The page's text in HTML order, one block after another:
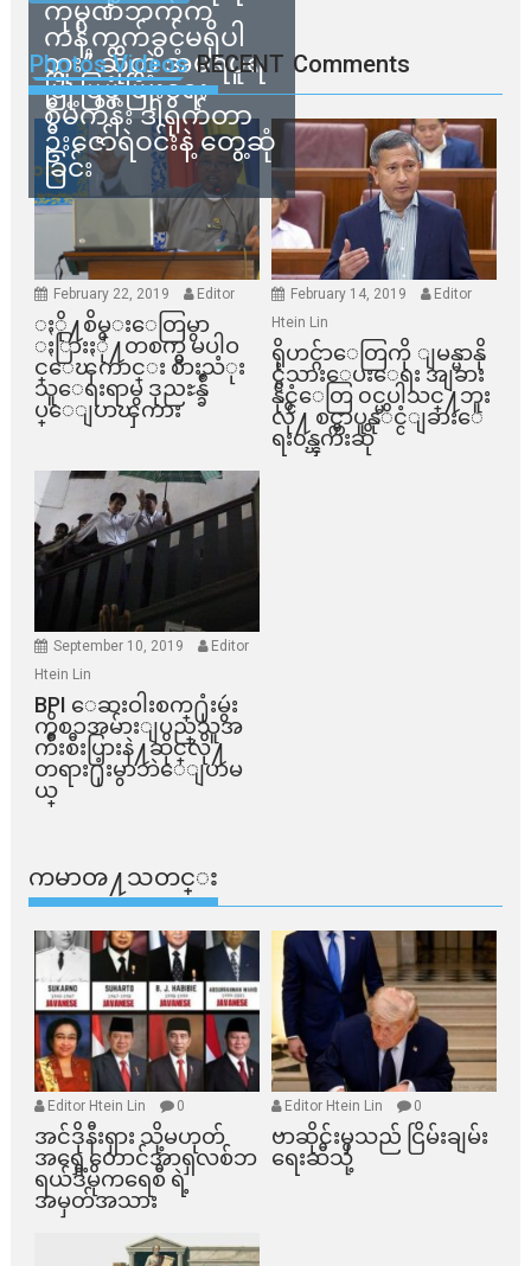
ကုမ္ပဏီဘက်က
ကန့်ကွက်ခွင့်မရှိပါ
ဘူး” ဆိုတဲ့ အမရပူရ
မြို့ပြဖွံ့ဖြိုးရေး
စီမံကိန်း ဒါရိုက်တာ
ဦးဇော်ရဲဝင်းနဲ့ တွေ့ဆုံ
ခြင်း
Photos Videos RECENT Comments
February 22, 2019 Editor
ႏို႔စိမ္းေတြမွာ
ႏြားႏို႔တစက္မွ မပါဝ
င္ေၾကာင္း စားသံုး
သူေရးရာမွ ဒုညႊန္ခ်ဳ
ပ္ေျပာၾကား
February 14, 2019
Editor
Htein Lin
ရိုဟင္ဂ်ာေတြကို ျမန္မာနို
င္ငံသားေပးေရး အျခား
နိုင္ငံေတြ ၀င္မပါသင္႔ဘူး
လို႔ စင္ကာပူနုိင္ငံျခားေ
ရး၀န္ၾကီးဆို
September 10, 2019
Editor
Htein Lin
BPI ​ေဆးဝါးစက္​႐ုံးမွဴး
ကိစၥအမ်ားျပည္​သူအ
က်ိဳးစီးပြားနဲ႔ဆိုင္​လို႔
တရား႐ုံးမွာဘဲေျပာမ
ယ္​
ကမာၻ႔သတင္း
Editor Htein Lin 0
အင်ဒိုနီးရှား သို့မဟုတ်
အရှေ့တောင်အာရှလစ်ဘ
ရယ်ဒီမိုကရေစီ ရဲ့
အမှတ်အသား
Editor Htein Lin 0
ဗာဆိုင်းမှသည် ငြိမ်းချမ်း
ရေးဆီသို့